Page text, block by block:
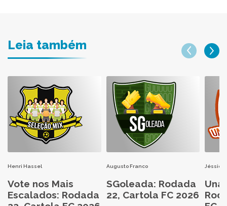
Leia também
Henri Hassel
Vote nos Mais
Escalados: Rodada
Augusto Franco
SGoleada: Rodada
22, Cartola FC 2026
Jéssica